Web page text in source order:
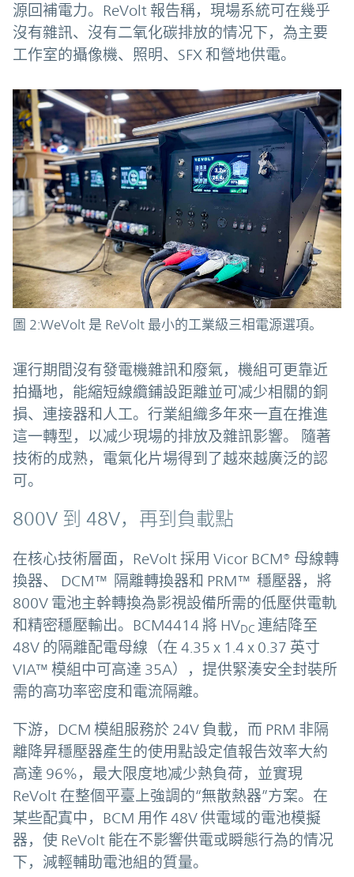
源回補電力。ReVolt 報告稱，現場系統可在幾乎
沒有雜訊、沒有二氧化碳排放的情况下，為主要
工作室的攝像機、照明、SFX 和營地供電。
圖 2:WeVolt 是 ReVolt 最小的工業級三相電源選項。
運行期間沒有發電機雜訊和廢氣，機組可更靠近
拍攝地，能縮短線纜鋪設距離並可减少相關的銅
損、連接器和人工。行業組織多年來一直在推進
這一轉型，以减少現場的排放及雜訊影響。 隨著
技術的成熟，電氣化片場得到了越來越廣泛的認
可。
800V 到 48V，再到負載點
在核心技術層面，ReVolt 採用 Vicor BCM® 母線轉
換器、 DCM™ 隔離轉換器和 PRM™ 穩壓器，將
800V 電池主幹轉換為影視設備所需的低壓供電軌
和精密穩壓輸出。BCM4414 將 HVDC 連結降至
48V 的隔離配電母線（在 4.35 x 1.4 x 0.37 英寸
VIA™ 模組中可高達 35A），提供緊湊安全封裝所
需的高功率密度和電流隔離。
下游，DCM 模組服務於 24V 負載，而 PRM 非隔
離降昇穩壓器產生的使用點設定值報告效率大約
高達 96%，最大限度地减少熱負荷，並實現
ReVolt 在整個平臺上強調的“無散熱器”方案。在
某些配寘中，BCM 用作 48V 供電域的電池模擬
器，使 ReVolt 能在不影響供電或瞬態行為的情况
下，減輕輔助電池組的質量。